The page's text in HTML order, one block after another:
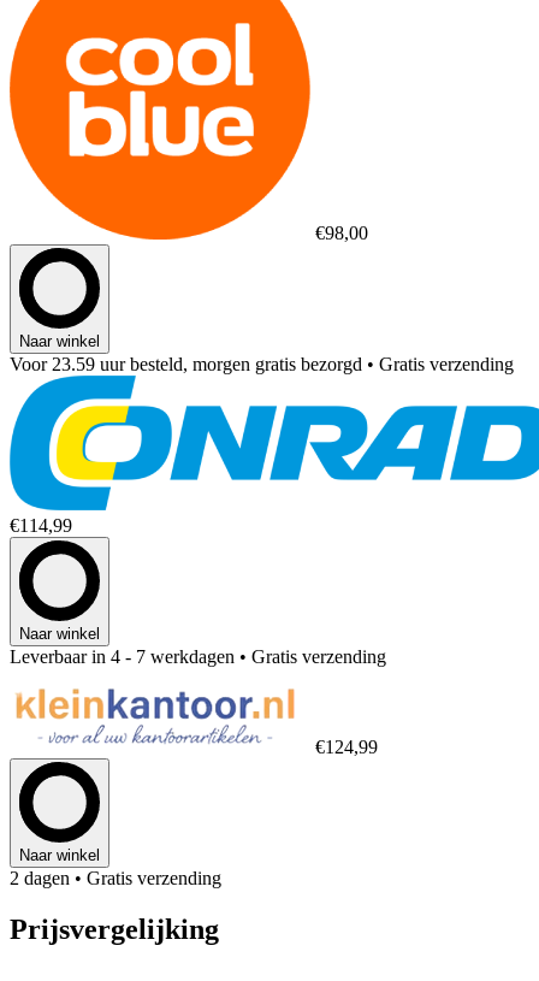
€98,00
Naar winkel
Voor 23.59 uur besteld, morgen gratis bezorgd • Gratis verzending
€114,99
Naar winkel
Leverbaar in 4 - 7 werkdagen • Gratis verzending
€124,99
Naar winkel
2 dagen • Gratis verzending
Prijsvergelijking